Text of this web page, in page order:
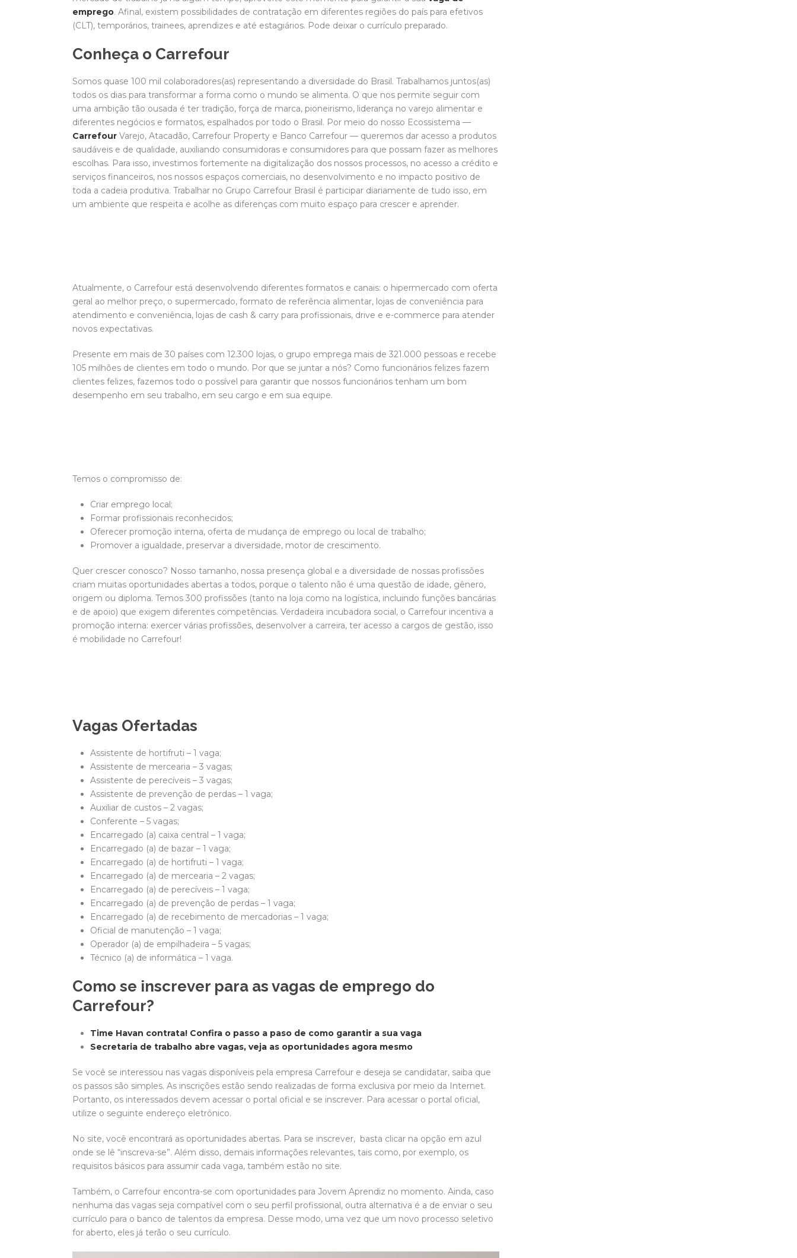
emprego. Afinal, existem possibilidades de contratação em diferentes regiões do país para efetivos
(CLT), temporários, trainees, aprendizes e até estagiários. Pode deixar o currículo preparado.
Conheça o Carrefour
Somos quase 100 mil colaboradores(as) representando a diversidade do Brasil. Trabalhamos juntos(as)
todos os dias para transformar a forma como o mundo se alimenta. O que nos permite seguir com
uma ambição tão ousada é ter tradição, força de marca, pioneirismo, liderança no varejo alimentar e
diferentes negócios e formatos, espalhados por todo o Brasil. Por meio do nosso Ecossistema —
Carrefour Varejo, Atacadão, Carrefour Property e Banco Carrefour — queremos dar acesso a produtos
saudáveis e de qualidade, auxiliando consumidoras e consumidores para que possam fazer as melhores
escolhas. Para isso, investimos fortemente na digitalização dos nossos processos, no acesso a crédito e
serviços financeiros, nos nossos espaços comerciais, no desenvolvimento e no impacto positivo de
toda a cadeia produtiva. Trabalhar no Grupo Carrefour Brasil é participar diariamente de tudo isso, em
um ambiente que respeita e acolhe as diferenças com muito espaço para crescer e aprender.
Atualmente, o Carrefour está desenvolvendo diferentes formatos e canais: o hipermercado com oferta
geral ao melhor preço, o supermercado, formato de referência alimentar, lojas de conveniência para
atendimento e conveniência, lojas de cash & carry para profissionais, drive e e-commerce para atender
novos expectativas.
Presente em mais de 30 países com 12.300 lojas, o grupo emprega mais de 321.000 pessoas e recebe
105 milhões de clientes em todo o mundo. Por que se juntar a nós? Como funcionários felizes fazem
clientes felizes, fazemos todo o possível para garantir que nossos funcionários tenham um bom
desempenho em seu trabalho, em seu cargo e em sua equipe.
Temos o compromisso de:
Criar emprego local;
Formar profissionais reconhecidos;
Oferecer promoção interna, oferta de mudança de emprego ou local de trabalho;
Promover a igualdade, preservar a diversidade, motor de crescimento.
Quer crescer conosco? Nosso tamanho, nossa presença global e a diversidade de nossas profissões
criam muitas oportunidades abertas a todos, porque o talento não é uma questão de idade, gênero,
origem ou diploma. Temos 300 profissões (tanto na loja como na logística, incluindo funções bancárias
e de apoio) que exigem diferentes competências. Verdadeira incubadora social, o Carrefour incentiva a
promoção interna: exercer várias profissões, desenvolver a carreira, ter acesso a cargos de gestão, isso
é mobilidade no Carrefour!
Vagas Ofertadas
Assistente de hortifruti – 1 vaga;
Assistente de mercearia – 3 vagas;
Assistente de perecíveis – 3 vagas;
Assistente de prevenção de perdas – 1 vaga;
Auxiliar de custos – 2 vagas;
Conferente – 5 vagas;
Encarregado (a) caixa central – 1 vaga;
Encarregado (a) de bazar – 1 vaga;
Encarregado (a) de hortifruti – 1 vaga;
Encarregado (a) de mercearia – 2 vagas;
Encarregado (a) de perecíveis – 1 vaga;
Encarregado (a) de prevenção de perdas – 1 vaga;
Encarregado (a) de recebimento de mercadorias – 1 vaga;
Oficial de manutenção – 1 vaga;
Operador (a) de empilhadeira – 5 vagas;
Técnico (a) de informática – 1 vaga.
Como se inscrever para as vagas de emprego do
Carrefour?
Time Havan contrata! Confira o passo a paso de como garantir a sua vaga
Secretaria de trabalho abre vagas, veja as oportunidades agora mesmo
Se você se interessou nas vagas disponíveis pela empresa Carrefour e deseja se candidatar, saiba que
os passos são simples. As inscrições estão sendo realizadas de forma exclusiva por meio da Internet.
Portanto, os interessados devem acessar o portal oficial e se inscrever. Para acessar o portal oficial,
utilize o seguinte endereço eletrônico.
No site, você encontrará as oportunidades abertas. Para se inscrever, basta clicar na opção em azul
onde se lê “inscreva-se”. Além disso, demais informações relevantes, tais como, por exemplo, os
requisitos básicos para assumir cada vaga, também estão no site.
Também, o Carrefour encontra-se com oportunidades para Jovem Aprendiz no momento. Ainda, caso
nenhuma das vagas seja compatível com o seu perfil profissional, outra alternativa é a de enviar o seu
currículo para o banco de talentos da empresa. Desse modo, uma vez que um novo processo seletivo
for aberto, eles já terão o seu currículo.